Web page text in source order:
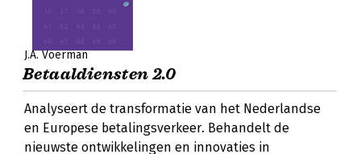
J.A. Voerman
Betaaldiensten 2.0
Analyseert de transformatie van het Nederlandse
en Europese betalingsverkeer. Behandelt de
nieuwste ontwikkelingen en innovaties in